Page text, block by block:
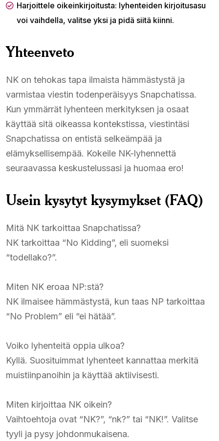
Harjoittele oikeinkirjoitusta: lyhenteiden kirjoitusasu
voi vaihdella, valitse yksi ja pidä siitä kiinni.
Yhteenveto
NK on tehokas tapa ilmaista hämmästystä ja
varmistaa viestin todenperäisyys Snapchatissa.
Kun ymmärrät lyhenteen merkityksen ja osaat
käyttää sitä oikeassa kontekstissa, viestintäsi
Snapchatissa on entistä selkeämpää ja
elämyksellisempää. Kokeile NK-lyhennettä
seuraavassa keskustelussasi ja huomaa ero!
Usein kysytyt kysymykset (FAQ)
Mitä NK tarkoittaa Snapchatissa?
NK tarkoittaa “No Kidding”, eli suomeksi
“todellako?”.
Miten NK eroaa NP:stä?
NK ilmaisee hämmästystä, kun taas NP tarkoittaa
“No Problem” eli “ei hätää”.
Voiko lyhenteitä oppia ulkoa?
Kyllä. Suosituimmat lyhenteet kannattaa merkitä
muistiinpanoihin ja käyttää aktiivisesti.
Miten kirjoittaa NK oikein?
Vaihtoehtoja ovat “NK?”, “nk?” tai “NK!”. Valitse
tyyli ja pysy johdonmukaisena.